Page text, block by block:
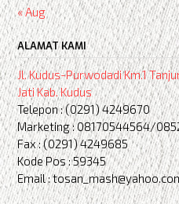
« Aug
ALAMAT KAMI
Jl. Kudus-Purwodadi Km.1
Jati Kab. Kudus
Telepon : (0291) 4249670
Marketing : 08170544564/
Fax : (0291) 4249685
Kode Pos : 59345
Email :